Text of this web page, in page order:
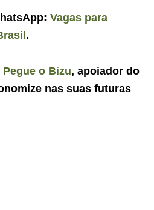
Vagas para
.
Pegue o Bizu, apoiador do
nas suas futuras